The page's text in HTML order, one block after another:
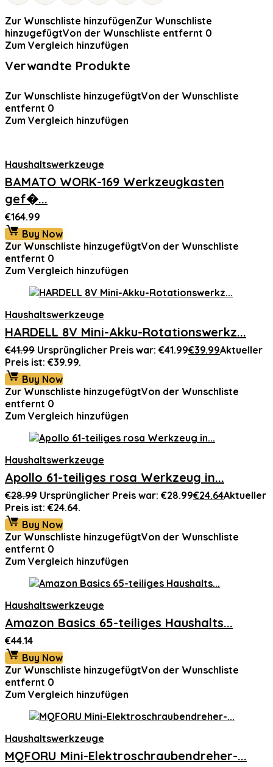
Zur Wunschliste hinzufügenZur Wunschliste
hinzugefügtVon der Wunschliste entfernt 0
Zum Vergleich hinzufügen
Verwandte Produkte
Zur Wunschliste hinzugefügtVon der Wunschliste
entfernt 0
Zum Vergleich hinzufügen
Haushaltswerkzeuge
BAMATO WORK-169 Werkzeugkasten
gef�...
€164.99
Buy Now
Zur Wunschliste hinzugefügtVon der Wunschliste
entfernt 0
Zum Vergleich hinzufügen
Haushaltswerkzeuge
HARDELL 8V Mini-Akku-Rotationswerkz...
€41.99 Ursprünglicher Preis war: €41.99€39.99Aktueller
Preis ist: €39.99.
Buy Now
Zur Wunschliste hinzugefügtVon der Wunschliste
entfernt 0
Zum Vergleich hinzufügen
Haushaltswerkzeuge
Apollo 61-teiliges rosa Werkzeug in...
€28.99 Ursprünglicher Preis war: €28.99€24.64Aktueller
Preis ist: €24.64.
Buy Now
Zur Wunschliste hinzugefügtVon der Wunschliste
entfernt 0
Zum Vergleich hinzufügen
Haushaltswerkzeuge
Amazon Basics 65-teiliges Haushalts...
€44.14
Buy Now
Zur Wunschliste hinzugefügtVon der Wunschliste
entfernt 0
Zum Vergleich hinzufügen
Haushaltswerkzeuge
MQFORU Mini-Elektroschraubendreher-...